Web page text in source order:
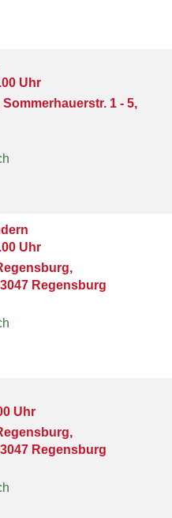
Uhr
1 - 5,
Uhr
Regensburg
Uhr
Regensburg